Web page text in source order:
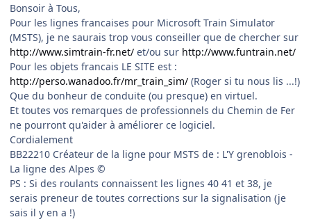
Bonsoir à Tous,
Pour les lignes francaises pour Microsoft Train Simulator
(MSTS), je ne saurais trop vous conseiller que de chercher sur
http://www.simtrain-fr.net/ et/ou sur http://www.funtrain.net/
Pour les objets francais LE SITE est :
http://perso.wanadoo.fr/mr_train_sim/ (Roger si tu nous lis ...!)
Que du bonheur de conduite (ou presque) en virtuel.
Et toutes vos remarques de professionnels du Chemin de Fer
ne pourront qu'aider à améliorer ce logiciel.
Cordialement
BB22210 Créateur de la ligne pour MSTS de : L'Y grenoblois -
La ligne des Alpes ©
PS : Si des roulants connaissent les lignes 40 41 et 38, je
serais preneur de toutes corrections sur la signalisation (je
sais il y en a !)